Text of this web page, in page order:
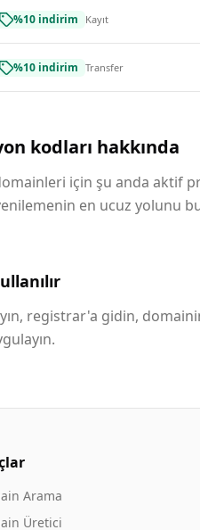
%10 indirim Kayıt
%10 indirim Transfer
kodları hakkında
için şu anda aktif
en ucuz yolunu
registrar'a gidin,
Arama
Üretici